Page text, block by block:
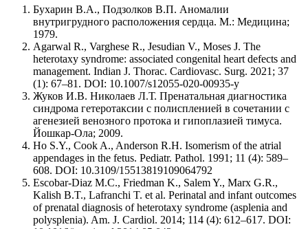
Бухарин В.А., Подзолков В.П. Аномалии
внутригрудного расположения сердца. М.: Медицина;
1979.
Agarwal R., Varghese R., Jesudian V., Moses J. The
heterotaxy syndrome: associated congenital heart defects and
management. Indian J. Thorac. Cardiovasc. Surg. 2021; 37
(1): 67–81. DOI: 10.1007/s12055-020-00935-y
Жуков И.В. Николаев Л.Т. Пренатальная диагностика
синдрома гетеротаксии с полиспленией в сочетании с
агенезией венозного протока и гипоплазией тимуса.
Йошкар-Ола; 2009.
Ho S.Y., Cook A., Anderson R.H. Isomerism of the atrial
appendages in the fetus. Pediatr. Pathol. 1991; 11 (4): 589–
608. DOI: 10.3109/15513819109064792
Escobar-Diaz M.C., Friedman K., Salem Y., Marx G.R.,
Kalish B.T., Lafranchi T. et al. Perinatal and infant outcomes
of prenatal diagnosis of heterotaxy syndrome (asplenia and
polysplenia). Am. J. Cardiol. 2014; 114 (4): 612–617. DOI: